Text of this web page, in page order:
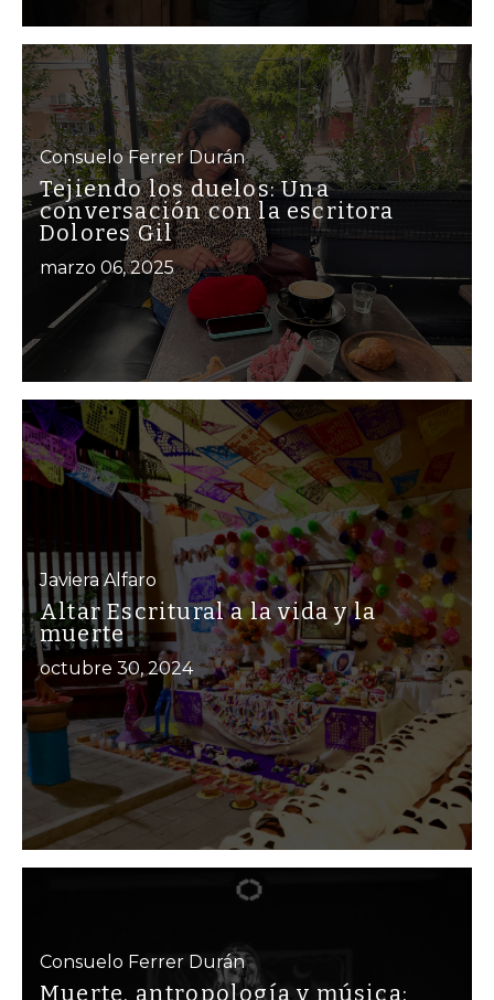
Consuelo Ferrer Durán
Tejiendo los duelos: Una
conversación con la escritora
Dolores Gil
marzo 06, 2025
Javiera Alfaro
Altar Escritural a la vida y la
muerte
octubre 30, 2024
Consuelo Ferrer Durán
Muerte, antropología y música: